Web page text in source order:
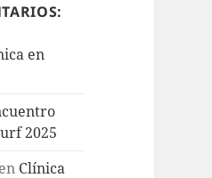
en
2025
en Clínica